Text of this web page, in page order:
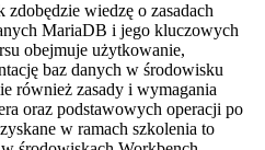
wiedzę o zasadach
MariaDB i jego kluczowych
obejmuje użytkowanie,
baz danych w środowisku
również zasady i wymagania
oraz podstawowych operacji po
w ramach szkolenia to